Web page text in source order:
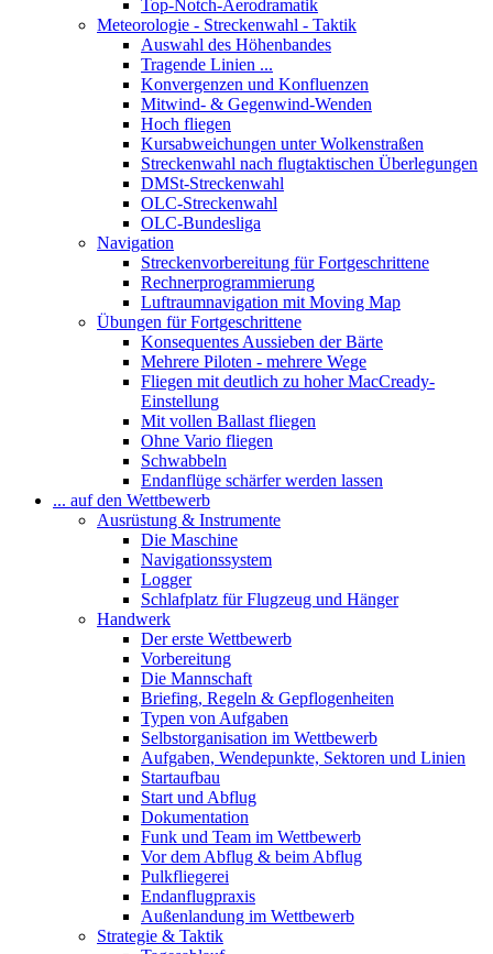
Top-Notch-Aerodramatik
Meteorologie - Streckenwahl - Taktik
Auswahl des Höhenbandes
Tragende Linien ...
Konvergenzen und Konfluenzen
Mitwind- & Gegenwind-Wenden
Hoch fliegen
Kursabweichungen unter Wolkenstraßen
Streckenwahl nach flugtaktischen Überlegungen
DMSt-Streckenwahl
OLC-Streckenwahl
OLC-Bundesliga
Navigation
Streckenvorbereitung für Fortgeschrittene
Rechnerprogrammierung
Luftraumnavigation mit Moving Map
Übungen für Fortgeschrittene
Konsequentes Aussieben der Bärte
Mehrere Piloten - mehrere Wege
Fliegen mit deutlich zu hoher MacCready-
Einstellung
Mit vollen Ballast fliegen
Ohne Vario fliegen
Schwabbeln
Endanflüge schärfer werden lassen
... auf den Wettbewerb
Ausrüstung & Instrumente
Die Maschine
Navigationssystem
Logger
Schlafplatz für Flugzeug und Hänger
Handwerk
Der erste Wettbewerb
Vorbereitung
Die Mannschaft
Briefing, Regeln & Gepflogenheiten
Typen von Aufgaben
Selbstorganisation im Wettbewerb
Aufgaben, Wendepunkte, Sektoren und Linien
Startaufbau
Start und Abflug
Dokumentation
Funk und Team im Wettbewerb
Vor dem Abflug & beim Abflug
Pulkfliegerei
Endanflugpraxis
Außenlandung im Wettbewerb
Strategie & Taktik